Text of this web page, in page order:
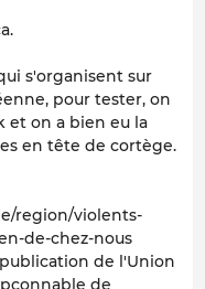
s'organisent sur
pour tester, on
et on a bien eu la
en tête de cortège.
region/violents-
de-chez-nous
de l'Union
de